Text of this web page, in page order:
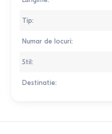
Tip:
Numar de locuri:
Stil:
Destinatie: